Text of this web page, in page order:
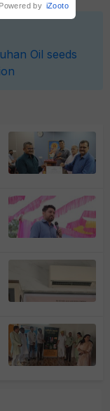
Oil seeds
Powered by iZooto